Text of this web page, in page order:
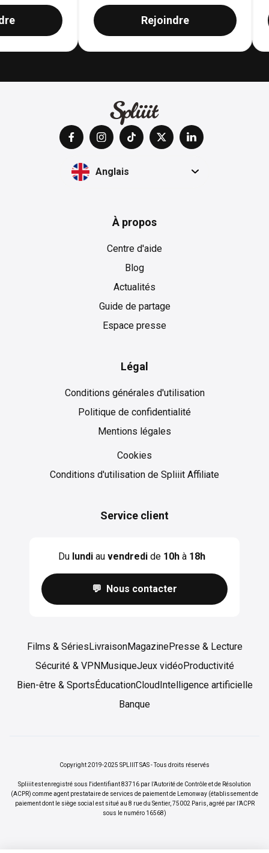
Rejoindre
Anglais
À propos
Centre d'aide
Blog
Actualités
Guide de partage
Espace presse
Légal
Conditions générales d'utilisation
Politique de confidentialité
Mentions légales
Cookies
Conditions d'utilisation de Spliiit Affiliate
Service client
Du lundiau vendredide 10hà 18h
💬 Nous contacter
Films & SériesLivraisonMagazinePresse & Lecture
Sécurité & VPNMusiqueJeux vidéoProductivité
Bien-être & SportsÉducationCloudIntelligence artificielle
Banque
Copyright 2019-2025 SPLIIIT SAS - Tous droits réservés
Spliiit est enregistré sous l'identifiant 83716 par l’Autorité de Contrôle et de Résolution
(ACPR) comme agent prestataire de services de paiement de Lemonway (établissement de
paiement dont le siège social est situé au 8 rue du Sentier, 75002 Paris, agréé par l’ACPR
sous le numéro 16568)